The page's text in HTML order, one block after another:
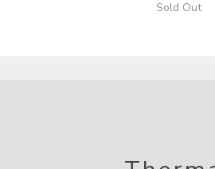
Sold Out